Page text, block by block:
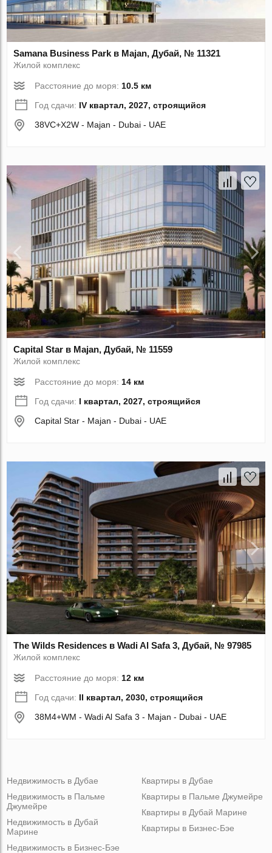
Samana Business Park в Majan, Дубай, № 11321
Жилой комплекс
Расстояние до моря:10.5 км
Год сдачи: IV квартал, 2027, строящийся
38VC+X2W - Majan - Dubai - UAE
Capital Star в Majan, Дубай, № 11559
Жилой комплекс
Расстояние до моря: 14 км
Год сдачи: I квартал, 2027, строящийся
Capital Star - Majan - Dubai - UAE
The Wilds Residences в Wadi Al Safa 3, Дубай, № 97985
Жилой комплекс
Расстояние до моря: 12 км
Год сдачи: II квартал, 2030, строящийся
38M4+WM - Wadi Al Safa 3 - Majan - Dubai - UAE
Недвижимость в Дубае
Недвижимость в Пальме
Джумейре
Недвижимость в Дубай
Марине
Недвижимость в Бизнес-Бэе
Квартиры в Дубае
Квартиры в Пальме Джумейре
Квартиры в Дубай Марине
Квартиры в Бизнес-Бэе